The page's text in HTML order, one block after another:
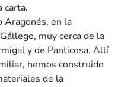
carta.
Aragonés, en la
muy cerca de la
y de Panticosa. Allí
hemos construido
de la